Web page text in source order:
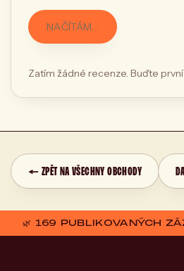
NAČÍTÁM…
Zatím žádné recenze. Buďte
← ZPĚT NA VŠECHNY OBCHODY
🌿 169 PUBLIKOVANÝCH